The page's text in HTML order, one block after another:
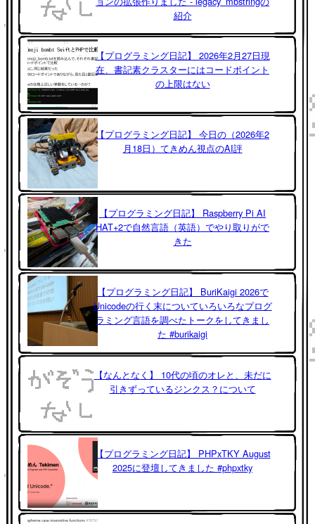
紹介
【プログラミング日記】 2026年2月27日現
在、書記素クラスターにはコードポイント
の上限はない
【プログラミング日記】 今日の（2026年2
月18日）てきめん視点のAI評
【プログラミング日記】 Raspberry Pi AI
HAT+2で自然言語（英語）でやり取りがで
きた
【プログラミング日記】 BuriKaigi 2026で
Unicodeの行く末についていろいろなプログ
ラミング言語を調べたトークをしてきまし
た #burikaigi
【なんとなく】 10代の頃のオレと、未だに
引きずっているジンクス？について
【プログラミング日記】 PHPxTKY August
2025に登壇してきました #phpxtky